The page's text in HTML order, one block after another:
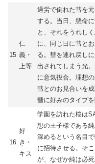
15
仁
義・
上等
過労で倒れた彗を
する。当日、懸命
と、それをうれし
に、同じ日に彗と
る。彗を連れ戻し
出されてしまう光
に意気投合。理想
彗とのお見合いを
彗に好みのタイプ
16
好
き・
キス
学園を訪れた桜は
想の王子様である
深めるという名目
に招待させる。そ
が、なぜか純は必